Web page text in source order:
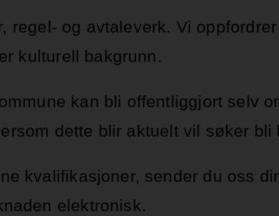
og avtaleverk. Vi
kulturell bakgrunn.
kan bli offentliggjort selv
dette blir aktuelt vil søker
kvalifikasjoner, sender du oss
elektronisk.